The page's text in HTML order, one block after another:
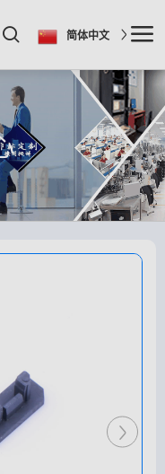
简体中文